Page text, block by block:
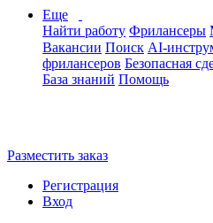
Еще
Найти работу Фрилансеры
Вакансии Поиск AI-
фрилансеров Безопасная
База знаний Помощь
Разместить заказ
Регистрация
Вход